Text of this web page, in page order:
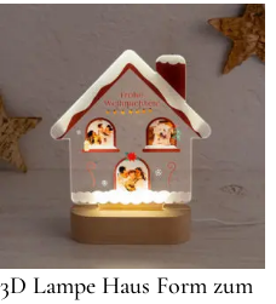
3D Lampe Haus Form zum